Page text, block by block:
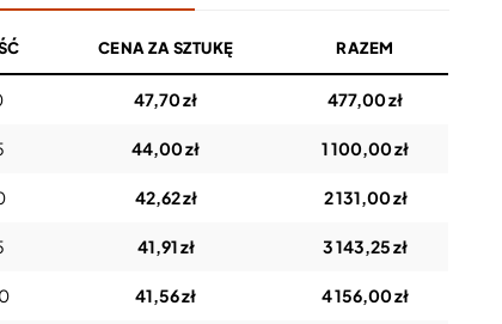
CENA ZA SZTUKĘ RAZEM
47,70 zł 477,00 zł
44,00 zł 1 100,00 zł
42,62 zł 2 131,00 zł
41,91 zł 3 143,25 zł
41,56 zł 4 156,00 zł